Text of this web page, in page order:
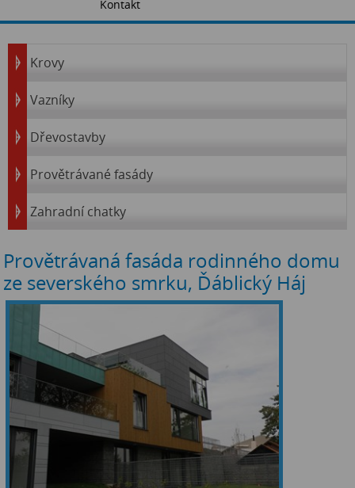
Kontakt
Krovy
Vazníky
Dřevostavby
Provětrávané fasády
Zahradní chatky
Provětrávaná fasáda rodinného domu
ze severského smrku, Ďáblický Háj